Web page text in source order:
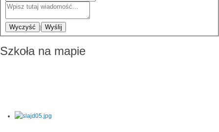
Wyczyść Wyślij
Szkoła na mapie